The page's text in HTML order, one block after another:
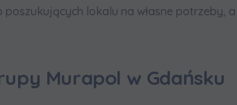
poszukujących lokalu na własne potrzeby,
Murapol w Gdańsku